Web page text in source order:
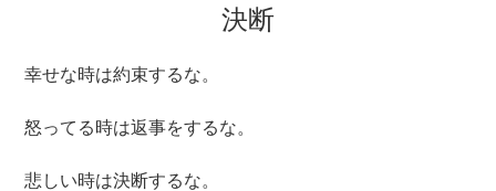
決断
幸せな時は約束するな。
怒ってる時は返事をするな。
悲しい時は決断するな。